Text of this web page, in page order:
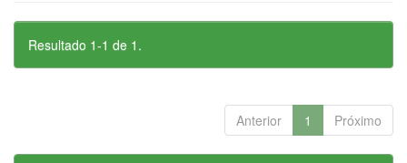
Resultado 1-1 de 1.
Anterior 1 Próximo